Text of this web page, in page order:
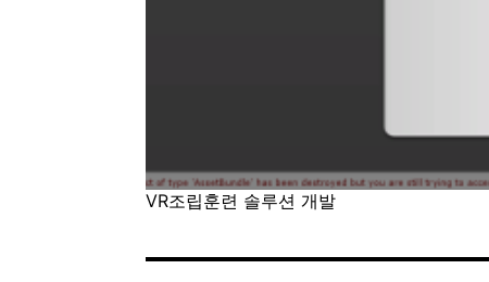
VR조립훈련 솔루션 개발